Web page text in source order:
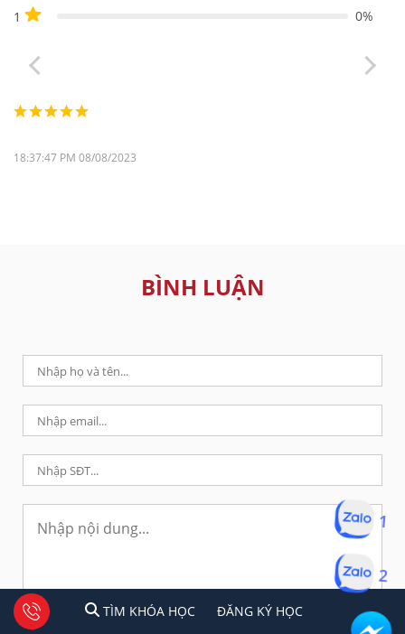
1
0%
18:37:47 PM 08/08/2023
BÌNH LUẬN
TÌM KHÓA HỌC ĐĂNG KÍ HỌC
1 2 Tư vấn facebook
TÌM KHÓA HỌC ĐĂNG KÝ HỌC
1